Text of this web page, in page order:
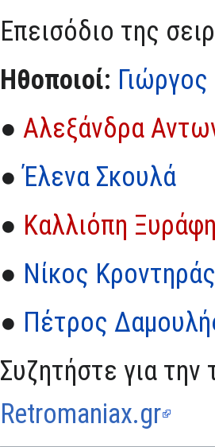
Επεισόδιο της
Ηθοποιοί:
● Αλεξάνδρα
●Έλενα Σκουλά
● Καλλιόπη
● Νίκος Κροντηράς
● Πέτρος
Συζητήστε για την
Retromaniax.gr